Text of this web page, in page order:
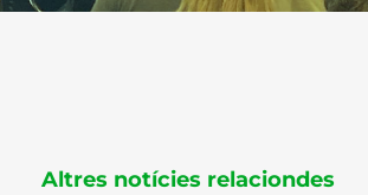
Altres notícies relaciondes